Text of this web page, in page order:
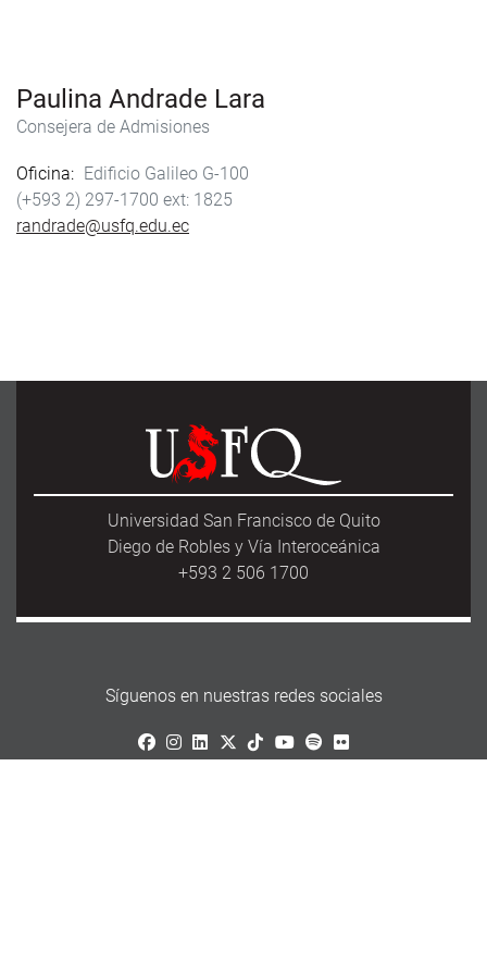
Paulina Andrade Lara
Consejera de Admisiones
Oficina
Edificio Galileo G-100
(+593 2) 297-1700
1825
randrade@usfq.edu.ec
Universidad San Francisco de Quito
Diego de Robles y Vía Interoceánica
+593 2 506 1700
Síguenos en nuestras redes sociales